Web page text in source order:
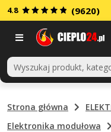
4.8 (9620)
Strona główna
Elektronika modułowa